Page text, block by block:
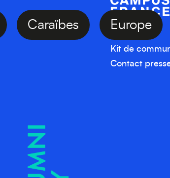
Caraïbes Europe
Kit de
Contact